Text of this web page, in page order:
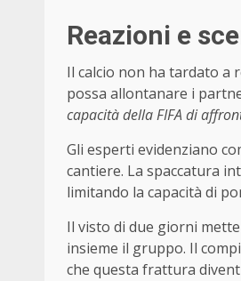
Reazioni e
Il calcio non ha tardato a
possa allontanare i
capacità della FIFA di
Gli esperti evidenziano
cantiere. La spaccatura
limitando la capacità di
Il visto di due giorni
insieme il gruppo. Il
che questa frattura